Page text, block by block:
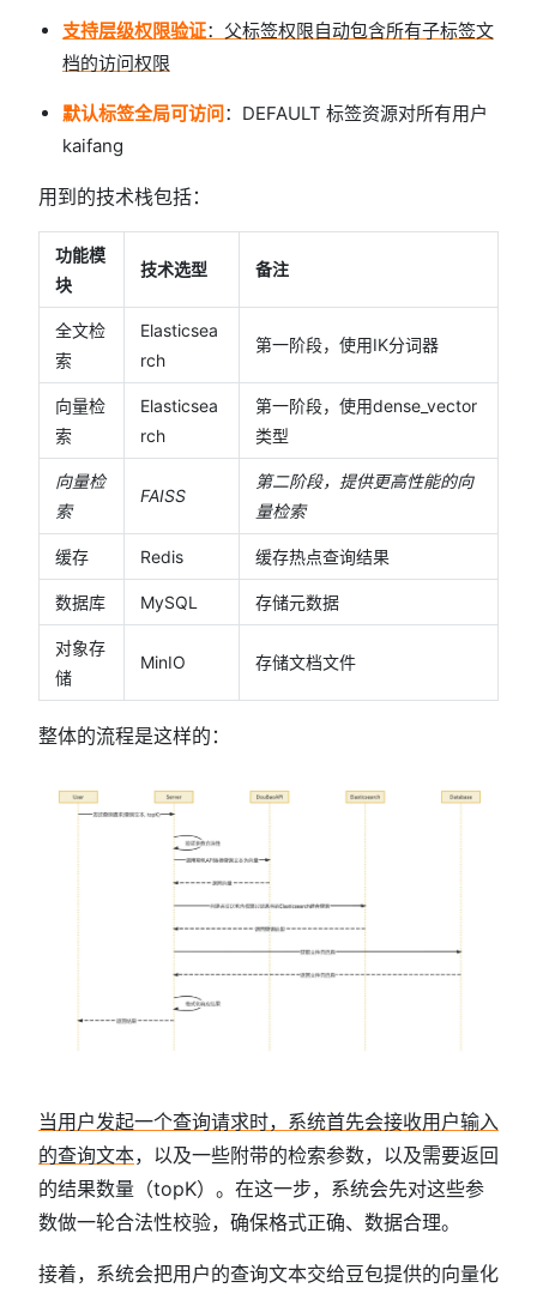
支持层级权限验证：父标签权限自动包含所有子标签文
档的访问权限
默认标签全局可访问：DEFAULT 标签资源对所有用户
kaifang
用到的技术栈包括：
功能模
块
技术选型 备注
全文检
索
Elasticsea
rch
第一阶段，使用IK分词器
向量检
索
Elasticsea
rch
第一阶段，使用dense_vector
类型
向量检
索
FAISS
第二阶段，提供更高性能的向
量检索
缓存 Redis 缓存热点查询结果
数据库 MySQL 存储元数据
对象存
储
MinIO 存储文档文件
整体的流程是这样的：
当用户发起一个查询请求时，系统首先会接收用户输入
的查询文本，以及一些附带的检索参数，以及需要返回
的结果数量（topK）。在这一步，系统会先对这些参
数做一轮合法性校验，确保格式正确、数据合理。
接着，系统会把用户的查询文本交给豆包提供的向量化